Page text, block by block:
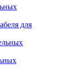
для